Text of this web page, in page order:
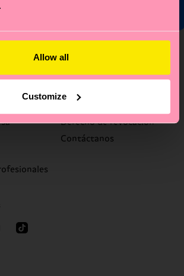
Allow all
Customize
FAQ
Derecho de revocación
Contáctanos